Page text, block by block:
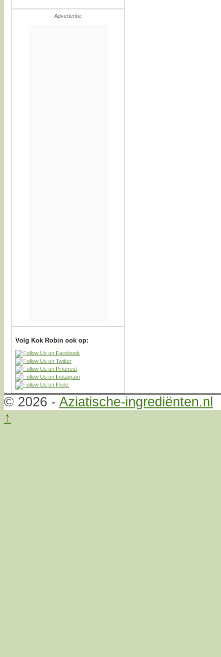
- Advertentie -
Volg Kok Robin ook op:
© 2026 - Aziatische-ingrediënten.nl
↑